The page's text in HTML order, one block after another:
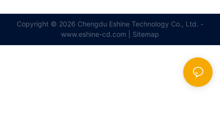
Copyright © 2026 Chengdu Eshine Technology Co., Ltd. -
www.eshine-cd.com | Sitemap